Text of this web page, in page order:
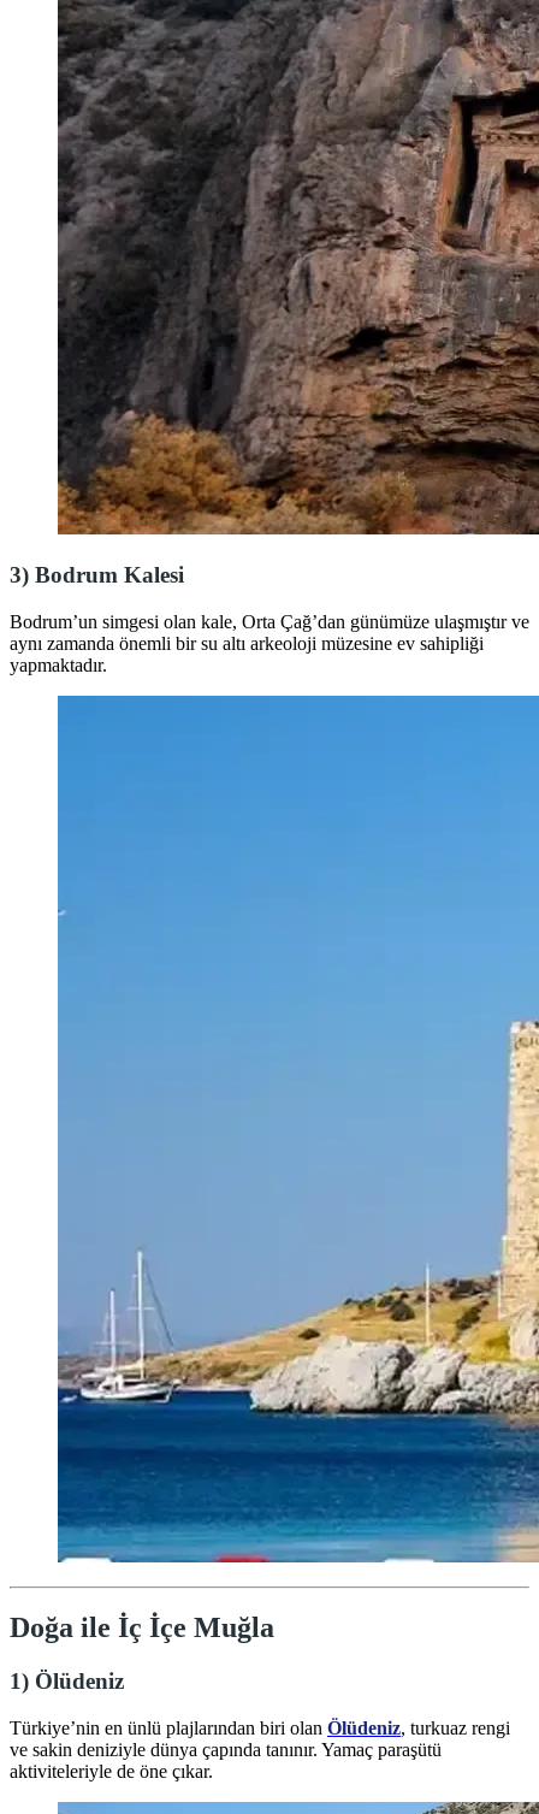
3) Bodrum Kalesi
Bodrum’un simgesi olan kale, Orta Çağ’dan günümüze ulaşmıştır ve
aynı zamanda önemli bir su altı arkeoloji müzesine ev sahipliği
yapmaktadır.
Doğa ile İç İçe Muğla
1) Ölüdeniz
Türkiye’nin en ünlü plajlarından biri olan Ölüdeniz, turkuaz rengi
ve sakin deniziyle dünya çapında tanınır. Yamaç paraşütü
aktiviteleriyle de öne çıkar.